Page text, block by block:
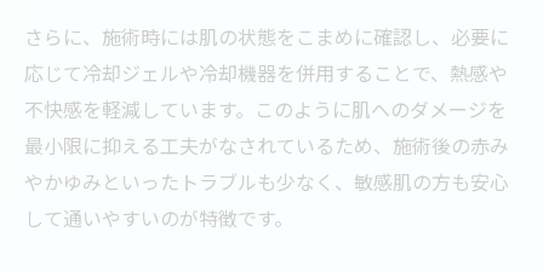
痛み軽減を実現するLED脱毛の進化
従来脱毛とLEDの特徴別おすすめ理由
脱毛で痛みを減らす冷却のポイント
脱毛時の痛みを抑える冷却技術の秘密
LED脱毛で感じる冷却感と痛み軽減法
さらに、施術時には肌の状態をこまめに確認し、必要に
応じて冷却ジェルや冷却機器を併用することで、熱感や
不快感を軽減しています。このように肌へのダメージを
最小限に抑える工夫がなされているため、施術後の赤み
やかゆみといったトラブルも少なく、敏感肌の方も安心
して通いやすいのが特徴です。